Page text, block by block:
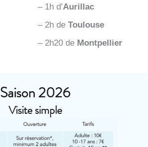
– 1h d’Aurillac
– 2h de Toulouse
– 2h20 de Montpellier
Saison 2026
Visite simple